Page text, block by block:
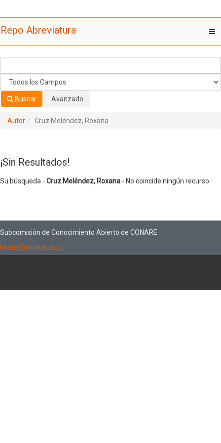
Repo Abreviatura
Buscar Avanzado
Autor Cruz Meléndez, Roxana
¡Sin Resultados!
Su búsqueda - Cruz Meléndez, Roxana - No coincide ningún recurso.
Subcomisión de Conocimiento Abierto de CONARE
kimuk@conare.ac.cr